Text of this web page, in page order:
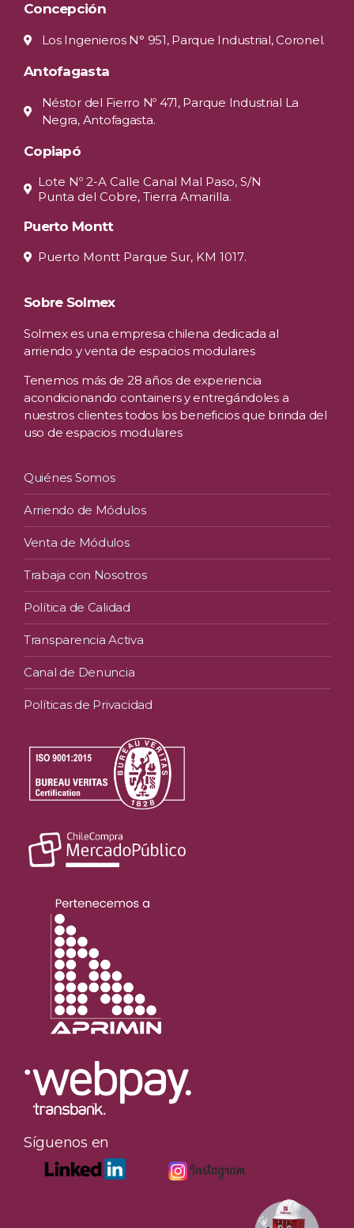
Concepción
Los Ingenieros N° 951, Parque Industrial, Coronel.
Antofagasta
Néstor del Fierro Nº 471, Parque Industrial La
Negra, Antofagasta.
Copiapó
Lote Nº 2-A Calle Canal Mal Paso, S/N
Punta del Cobre, Tierra Amarilla.
Puerto Montt
Puerto Montt Parque Sur, KM 1017.
Sobre Solmex
Solmex es una empresa chilena dedicada al
arriendo y venta de espacios modulares
Tenemos más de 28 años de experiencia
acondicionando containers y entregándoles a
nuestros clientes todos los beneficios que brinda del
uso de espacios modulares
Quiénes Somos
Arriendo de Módulos
Venta de Módulos
Trabaja con Nosotros
Política de Calidad
Transparencia Activa
Canal de Denuncia
Políticas de Privacidad
Síguenos en